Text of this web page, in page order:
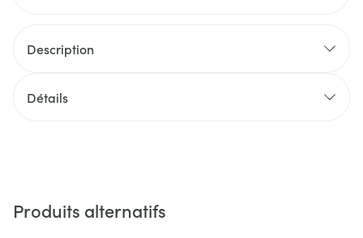
Description
Détails
Produits alternatifs